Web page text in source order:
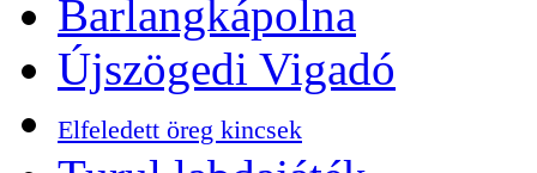
Barlangkápolna
Újszögedi Vigadó
Elfeledett öreg kincsek